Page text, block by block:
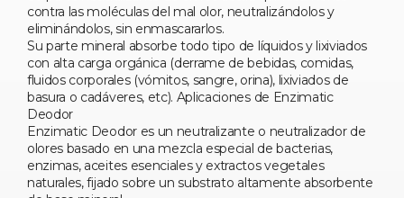
contra las moléculas del mal olor, neutralizándolos y
eliminándolos, sin enmascararlos.
Su parte mineral absorbe todo tipo de líquidos y lixiviados
con alta carga orgánica (derrame de bebidas, comidas,
fluidos corporales (vómitos, sangre, orina), lixiviados de
basura o cadáveres, etc). Aplicaciones de Enzimatic
Deodor
Enzimatic Deodor es un neutralizante o neutralizador de
olores basado en una mezcla especial de bacterias,
enzimas, aceites esenciales y extractos vegetales
naturales, fijado sobre un substrato altamente absorbente